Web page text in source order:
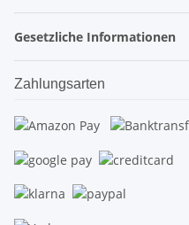
Gesetzliche Informationen
Zahlungsarten